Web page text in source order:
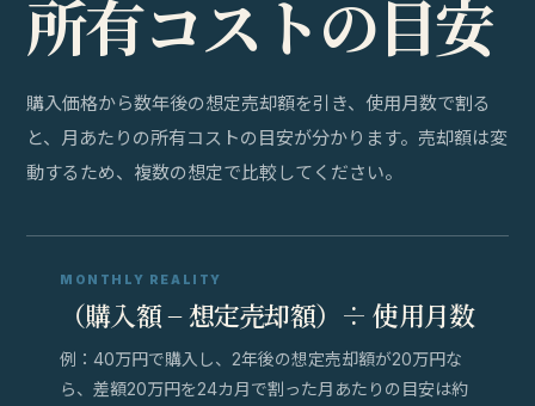
所有コス トの目安
購入価格から数年後の想定売却額を引き、使用月数で割る
と、月あたりの所有コストの目安が分かります。売却額は変
動するため、複数の想定で比較してください。
MONTHLY REALITY
（購入額 − 想定売却額）÷ 使用月数
例：40万円で購入し、2年後の想定売却額が20万円な
ら、差額20万円を24カ月で割った月あたりの目安は約